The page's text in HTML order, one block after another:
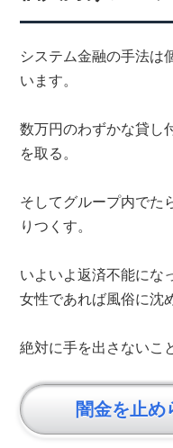
システム金融の手法は
います。
数万円のわずかな貸し
を取る。
そしてグループ内でた
りつくす。
いよいよ返済不能にな
女性であれば風俗に沈
絶対に手を出さないこ
闇金を止め